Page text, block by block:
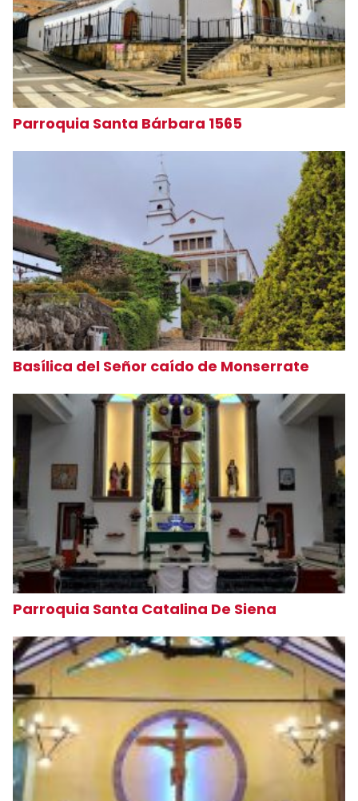
Parroquia Santa Bárbara 1565
Basílica del Señor caído de Monserrate
Parroquia Santa Catalina De Siena